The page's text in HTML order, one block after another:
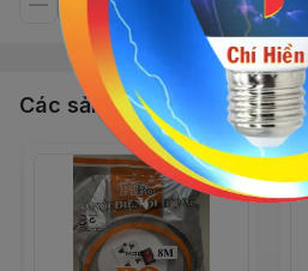
Các sản phẩm, dịch vụ khác